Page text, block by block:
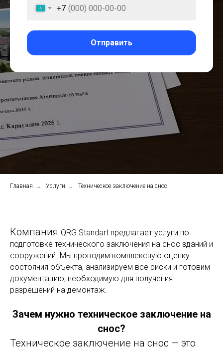
+7
Отправить
Главная → Услуги → Техническое заключение на снос
Компания QRG Standart предлагает услуги по
подготовке технического заключения на снос зданий и
сооружений. Мы проводим комплексную оценку
состояния объекта, анализируем все риски и готовим
документацию, необходимую для получения
разрешений на демонтаж.
Зачем нужно техническое заключение на
снос?
Техническое заключение на снос — это